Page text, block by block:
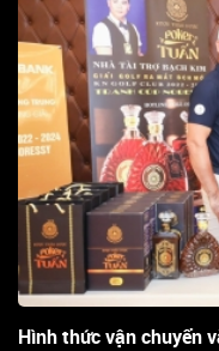
Hình thức vận chuyển